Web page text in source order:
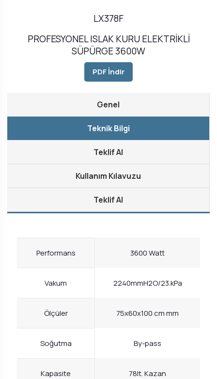
LX378F
PROFESYONEL ISLAK KURU ELEKTRİKLİ
SÜPÜRGE 3600W
PDF İndir
Genel
Teknik Bilgi
Teklif Al
Kullanım Kılavuzu
Teklif Al
Performans 3600 Watt
Vakum 2240mmH2O/23.kPa
Ölçüler 75x60x100 cm mm
Soğutma By-pass
Kapasite 78lt. Kazan